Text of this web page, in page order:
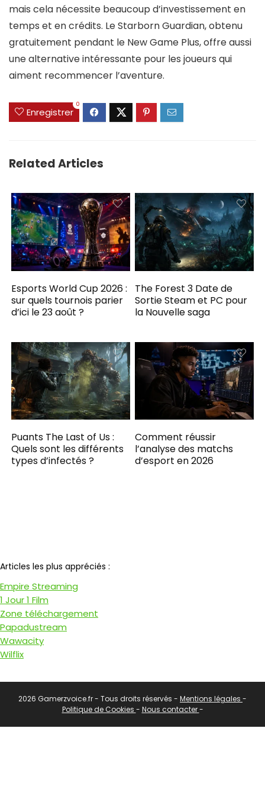
mais cela nécessite beaucoup d’investissement en
temps et en crédits. Le Starborn Guardian, obtenu
gratuitement pendant le New Game Plus, offre aussi
une alternative intéressante pour les joueurs qui
aiment recommencer l’aventure.
Enregistrer
0
Related Articles
Esports World Cup 2026 :
sur quels tournois parier
d’ici le 23 août ?
The Forest 3 Date de
Sortie Steam et PC pour
la Nouvelle saga
Puants The Last of Us :
Quels sont les différents
types d’infectés ?
Comment réussir
l’analyse des matchs
d’esport en 2026
Articles les plus appréciés :
Empire Streaming
1 Jour 1 Film
Zone téléchargement
Papadustream
Wawacity
Wilflix
2026 Gamerzvoice.fr - Tous droits réservés - Mentions légales -
Politique de Cookies - Nous contacter-